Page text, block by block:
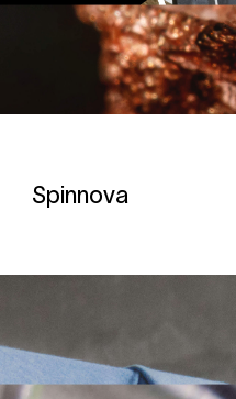
Spinnova